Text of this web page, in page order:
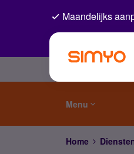
Maandelijks
Menu
Home